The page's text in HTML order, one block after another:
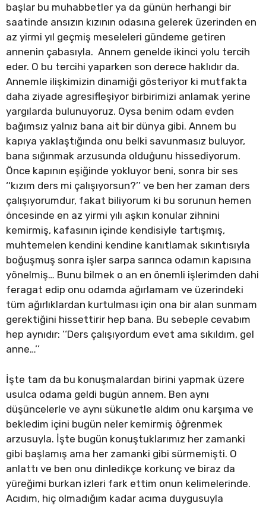
başlar bu muhabbetler ya da günün herhangi bir
saatinde ansızın kızının odasına gelerek üzerinden en
az yirmi yıl geçmiş meseleleri gündeme getiren
annenin çabasıyla. Annem genelde ikinci yolu tercih
eder. O bu tercihi yaparken son derece haklıdır da.
Annemle ilişkimizin dinamiği gösteriyor ki mutfakta
daha ziyade agresifleşiyor birbirimizi anlamak yerine
yargılarda bulunuyoruz. Oysa benim odam evden
bağımsız yalnız bana ait bir dünya gibi. Annem bu
kapıya yaklaştığında onu belki savunmasız buluyor,
bana sığınmak arzusunda olduğunu hissediyorum.
Önce kapının eşiğinde yokluyor beni, sonra bir ses
‘‘kızım ders mi çalışıyorsun?’’ ve ben her zaman ders
çalışıyorumdur, fakat biliyorum ki bu sorunun hemen
öncesinde en az yirmi yılı aşkın konular zihnini
kemirmiş, kafasının içinde kendisiyle tartışmış,
muhtemelen kendini kendine kanıtlamak sıkıntısıyla
boğuşmuş sonra işler sarpa sarınca odamın kapısına
yönelmiş… Bunu bilmek o an en önemli işlerimden dahi
feragat edip onu odamda ağırlamam ve üzerindeki
tüm ağırlıklardan kurtulması için ona bir alan sunmam
gerektiğini hissettirir hep bana. Bu sebeple cevabım
hep aynıdır: ‘‘Ders çalışıyordum evet ama sıkıldım, gel
anne…’’
İşte tam da bu konuşmalardan birini yapmak üzere
usulca odama geldi bugün annem. Ben aynı
düşüncelerle ve aynı sükunetle aldım onu karşıma ve
bekledim içini bugün neler kemirmiş öğrenmek
arzusuyla. İşte bugün konuştuklarımız her zamanki
gibi başlamış ama her zamanki gibi sürmemişti. O
anlattı ve ben onu dinledikçe korkunç ve biraz da
yüreğimi burkan izleri fark ettim onun kelimelerinde.
Acıdım, hiç olmadığım kadar acıma duygusuyla